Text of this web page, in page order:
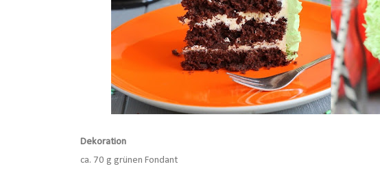
Dekoration
ca. 70 g grünen Fondant